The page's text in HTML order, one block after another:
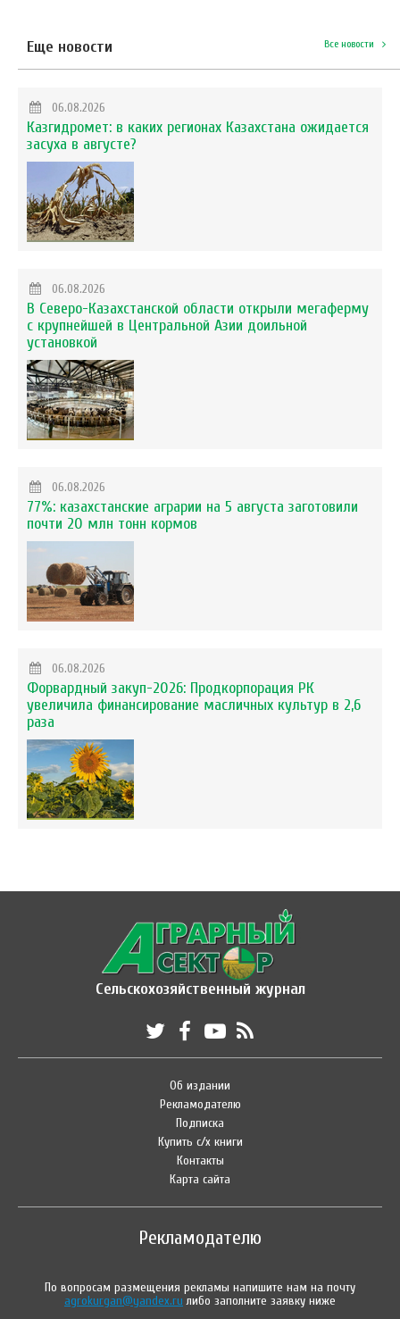
Еще новости Все новости
06.08.2026
Казгидромет: в каких регионах Казахстана ожидается
засуха в августе?
06.08.2026
В Северо-Казахстанской области открыли мегаферму
с крупнейшей в Центральной Азии доильной
установкой
06.08.2026
77%: казахстанские аграрии на 5 августа заготовили
почти 20 млн тонн кормов
06.08.2026
Форвардный закуп-2026: Продкорпорация РК
увеличила финансирование масличных культур в 2,6
раза
Сельскохозяйственный журнал
Об издании
Рекламодателю
Подписка
Купить с/х книги
Контакты
Карта сайта
Рекламодателю
По вопросам размещения рекламы напишите нам на почту
agrokurgan@yandex.ru либо заполните заявку ниже